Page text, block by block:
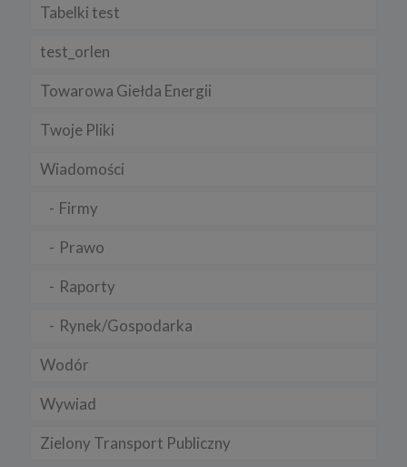
Tabelki test
test_orlen
Towarowa Giełda Energii
Twoje Pliki
Wiadomości
Firmy
Prawo
Raporty
Rynek/Gospodarka
Wodór
Wywiad
Zielony Transport Publiczny